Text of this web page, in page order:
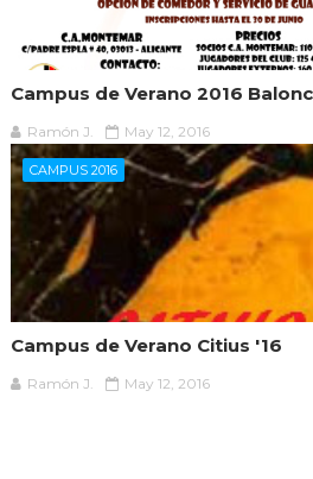
Campus de Verano 2016
Ramón J. May 12, 2016
CAMPUS 2016
Campus de Verano Citius '16
Ramón J. May 12, 2016